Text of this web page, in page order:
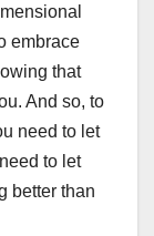
embrace
that
And so, to
need to let
to let
better than